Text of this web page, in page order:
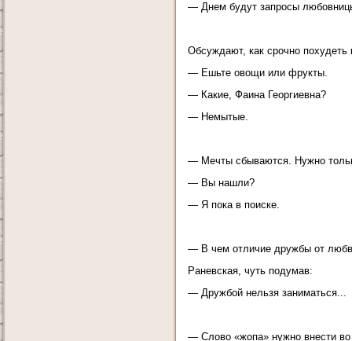
— Днем будут запросы
Обсуждают, как срочно похудеть
— Ешьте овощи или фрукты.
— Какие, Фаина Георгиевна?
— Немытые.
— Мечты сбываются. Нужно
— Вы нашли?
— Я пока в поиске.
— В чем отличие дружбы от
Раневская, чуть подумав:
— Дружбой нельзя заниматься...
— Слово «жопа» нужно внести во